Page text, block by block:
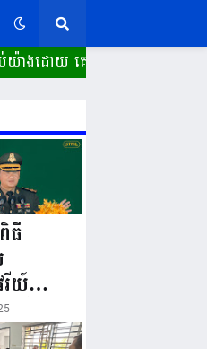
ប់យ៉ាងដោយ គេហទំព័រ ស្ពានដែ
ធី
រីយ៍
ងៃ
របាល